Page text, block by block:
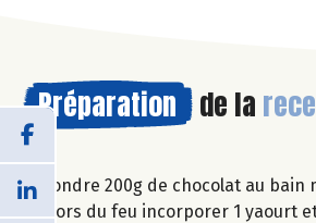
Préparation de la
Fondre 200g de chocolat au bain
Hors du feu incorporer 1 yaourt